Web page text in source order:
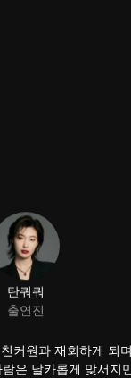
탄쿼쿼
출연진
커원과 재회하게 되
은 날카롭게 맞서지